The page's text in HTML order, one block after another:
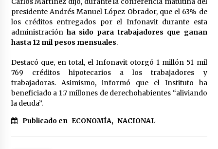
presidente Andrés Manuel López Obrador, que el 63% de
los créditos entregados por el Infonavit durante esta
administración ha sido para trabajadores que ganan
hasta 12 mil pesos mensuales.
Destacó que, en total, el Infonavit otorgó 1 millón 51 mil
769 créditos hipotecarios a los trabajadores y
trabajadoras. Asimismo, informó que el Instituto ha
beneficiado a 1.7 millones de derechohabientes “aliviando
la deuda”.
Publicado en ECONOMÍA, NACIONAL